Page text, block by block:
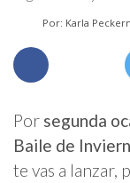
Por: Karla
Por segunda
Baile de
te vas a lanzar,